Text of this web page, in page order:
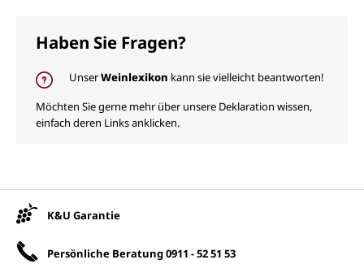
Haben Sie Fragen?
UnserWeinlexikon kann sie vielleicht beantworten!
Möchten Sie gerne mehr über unsere Deklaration wissen,
einfach deren Links anklicken.
K&U Garantie
Persönliche Beratung0911 - 52 51 53